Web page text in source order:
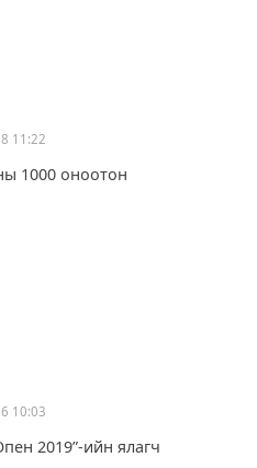
11:22
1000 оноотон
10:03
2019”-ийн ялагч